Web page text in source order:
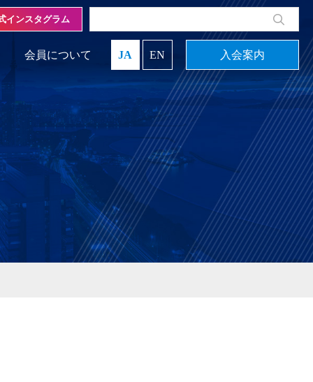
会員について JA EN 入会案内
インスタグラム